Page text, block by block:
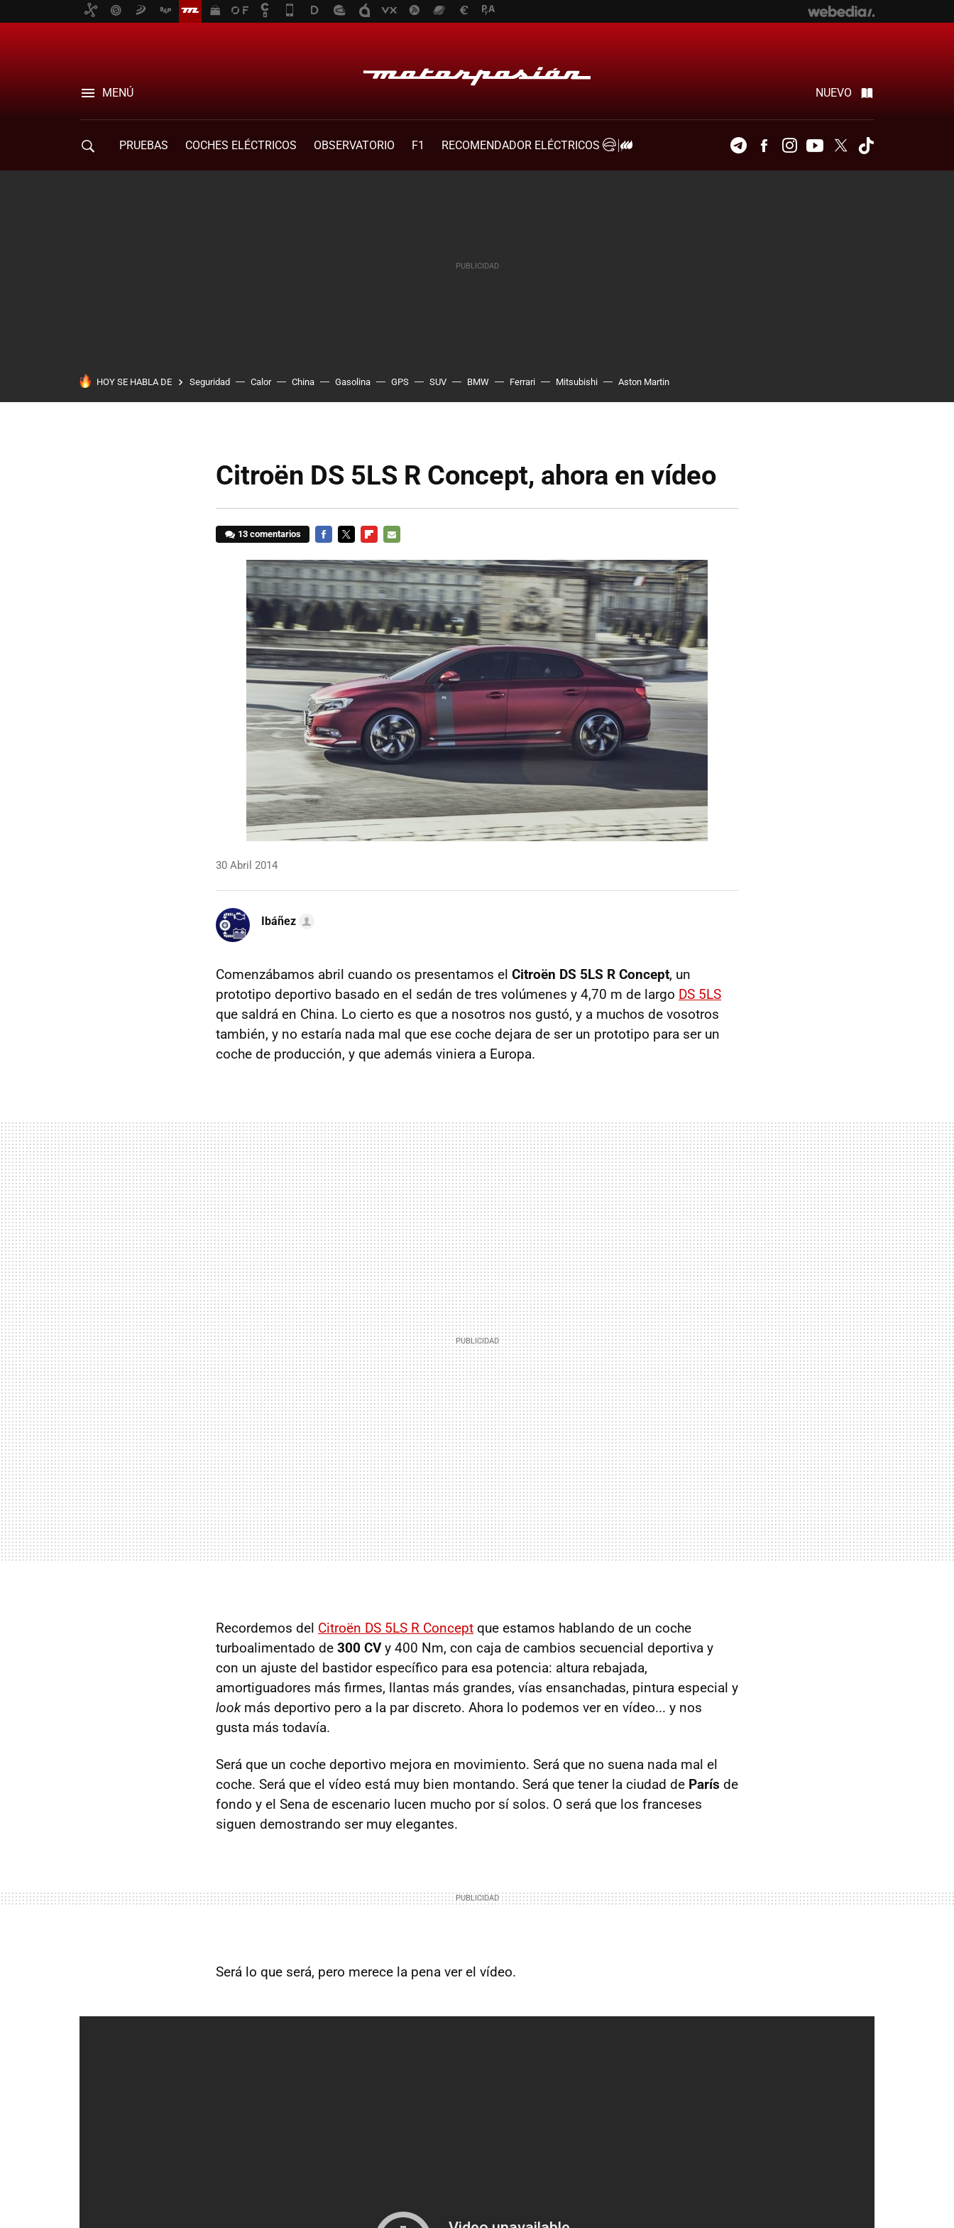
MENÚ NUEVO
PRUEBAS COCHES ELÉCTRICOS OBSERVATORIO F1
RECOMENDADOR ELÉCTRICOS
TelegramFacebookInstagramYoutubeTwitter
HOY SE HABLA DE Seguridad Calor China Gasolina GPS SUV BMW Ferrari Mitsubishi Aston Martin
Citroën DS 5LS R Concept, ahora en vídeo
13 comentarios
MAIL
30 Abril 2014
Ibáñez
Comenzábamos abril cuando os presentamos el Citroën DS 5LS R Concept, un
prototipo deportivo basado en el sedán de tres volúmenes y 4,70 m de largo DS 5LS
que saldrá en China. Lo cierto es que a nosotros nos gustó, y a muchos de vosotros
también, y no estaría nada mal que ese coche dejara de ser un prototipo para ser un
coche de producción, y que además viniera a Europa.
Recordemos del Citroën DS 5LS R Concept que estamos hablando de un coche
turboalimentado de 300 CVy 400 Nm, con caja de cambios secuencial deportiva y
con un ajuste del bastidor específico para esa potencia: altura rebajada,
amortiguadores más firmes, llantas más grandes, vías ensanchadas, pintura especial y
lookmás deportivo pero a la par discreto. Ahora lo podemos ver en vídeo... y nos
gusta más todavía.
Será que un coche deportivo mejora en movimiento. Será que no suena nada mal el
coche. Será que el vídeo está muy bien montando. Será que tener la ciudad de París de
fondo y el Sena de escenario lucen mucho por sí solos. O será que los franceses
siguen demostrando ser muy elegantes.
Será lo que será, pero merece la pena ver el vídeo.